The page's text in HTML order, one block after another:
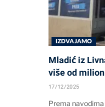
IZDVAJAMO
Mladić iz
više od
17/12/2025
Prema